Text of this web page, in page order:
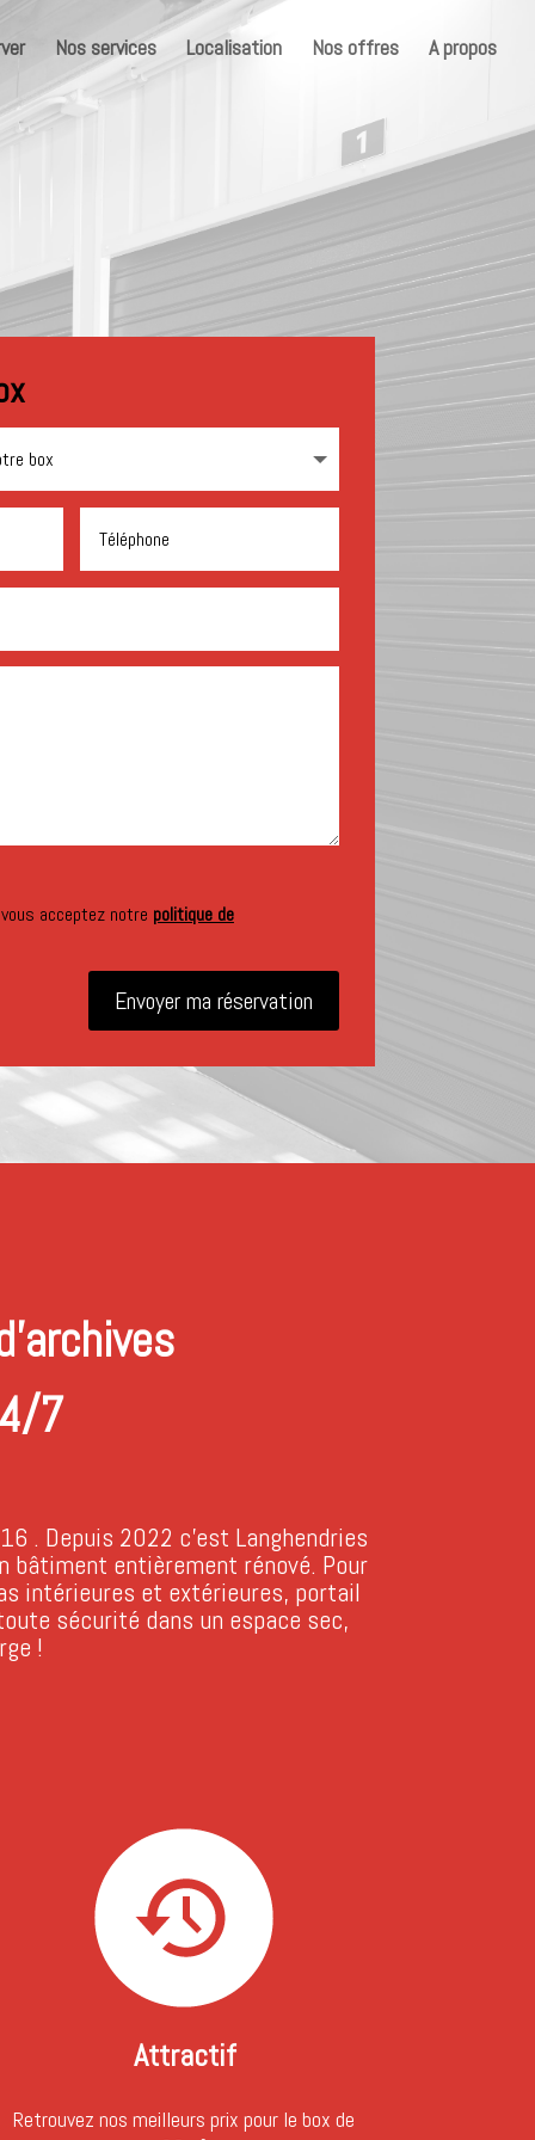
Nos services Localisation Nos offres A propos
acceptez notre politique de
Envoyer ma réservation
7
. Depuis 2022 c’est Langhendries
bâtiment entièrement rénové. Pour
intérieures et extérieures, portail
sécurité dans un espace sec,
!
Attractif
Retrouvez nos meilleurs prix pour le box de